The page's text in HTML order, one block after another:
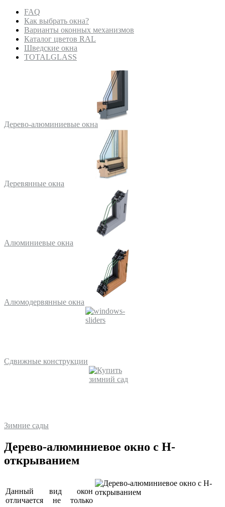
FAQ
Как выбрать окна?
Варианты оконных механизмов
Каталог цветов RAL
Шведские окна
TOTALGLASS
Дерево-алюминиевые окна
Деревянные окна
Алюминиевые окна
Алюмодервянные окна
Сдвижные конструкции
Зимние сады
Дерево-алюминиевое окно с Н-
открыванием
Данный вид окон
отличается не только